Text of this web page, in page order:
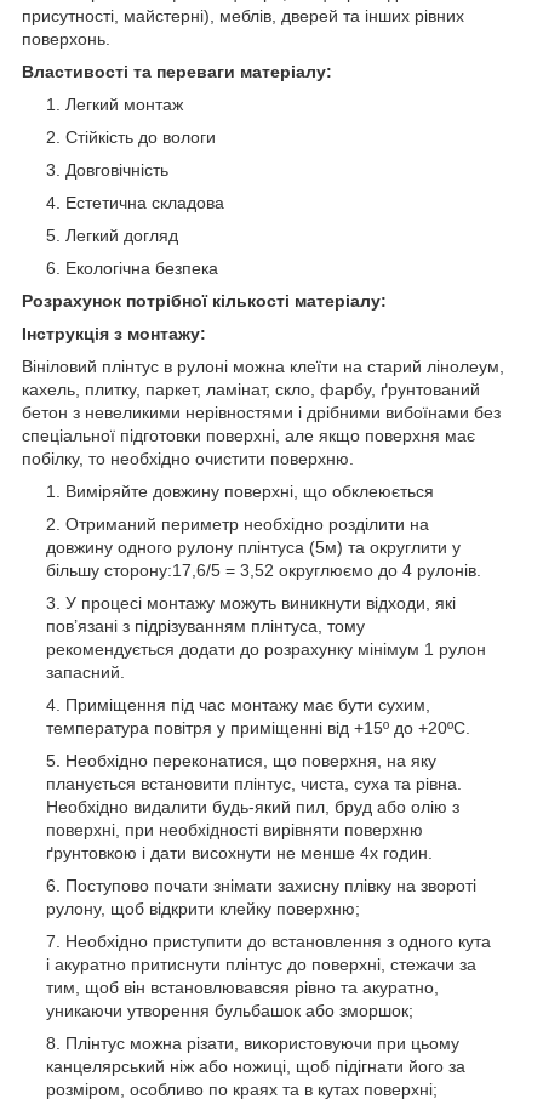
присутності, майстерні), меблів, дверей та інших рівних
поверхонь.
Властивості та переваги матеріалу:
Легкий монтаж
Стійкість до вологи
Довговічність
Естетична складова
Легкий догляд
Екологічна безпека
Розрахунок потрібної кількості матеріалу:
Інструкція з монтажу:
Вініловий плінтус в рулоні можна клеїти на старий лінолеум,
кахель, плитку, паркет, ламінат, скло, фарбу, ґрунтований
бетон з невеликими нерівностями і дрібними вибоїнами без
спеціальної підготовки поверхні, але якщо поверхня має
побілку, то необхідно очистити поверхню.
Виміряйте довжину поверхні, що обклеюється
Отриманий периметр необхідно розділити на
довжину одного рулону плінтуса (5м) та округлити у
більшу сторону:17,6/5 = 3,52 округлюємо до 4 рулонів.
У процесі монтажу можуть виникнути відходи, які
пов’язані з підрізуванням плінтуса, тому
рекомендується додати до розрахунку мінімум 1 рулон
запасний.
Приміщення під час монтажу має бути сухим,
температура повітря у приміщенні від +15º до +20ºС.
Необхідно переконатися, що поверхня, на яку
планується встановити плінтус, чиста, суха та рівна.
Необхідно видалити будь-який пил, бруд або олію з
поверхні, при необхідності вирівняти поверхню
ґрунтовкою і дати висохнути не менше 4х годин.
Поступово почати знімати захисну плівку на звороті
рулону, щоб відкрити клейку поверхню;
Необхідно приступити до встановлення з одного кута
і акуратно притиснути плінтус до поверхні, стежачи за
тим, щоб він встановлювавсяя рівно та акуратно,
уникаючи утворення бульбашок або зморшок;
Плінтус можна різати, використовуючи при цьому
канцелярський ніж або ножиці, щоб підігнати його за
розміром, особливо по краях та в кутах поверхні;